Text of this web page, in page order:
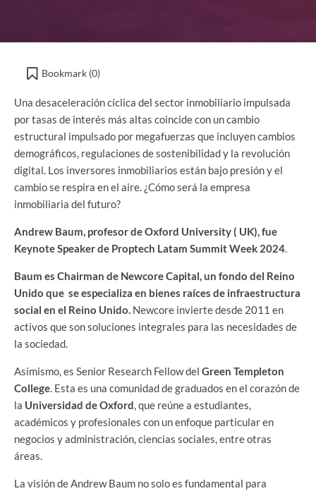
Bookmark (0)
Una desaceleración cíclica del sector inmobiliario impulsada
por tasas de interés más altas coincide con un cambio
estructural impulsado por megafuerzas que incluyen cambios
demográficos, regulaciones de sostenibilidad y la revolución
digital. Los inversores inmobiliarios están bajo presión y el
cambio se respira en el aire. ¿Cómo será la empresa
inmobiliaria del futuro?
Andrew Baum, profesor de Oxford University ( UK), fue
Keynote Speaker de Proptech Latam Summit Week 2024.
Baum es Chairman de Newcore Capital, un fondo del Reino
Unido que se especializa en bienes raíces de infraestructura
social en el Reino Unido. Newcore invierte desde 2011 en
activos que son soluciones integrales para las necesidades de
la sociedad.
Asimismo, es Senior Research Fellow del Green Templeton
College. Esta es una comunidad de graduados en el corazón de
la Universidad de Oxford, que reúne a estudiantes,
académicos y profesionales con un enfoque particular en
negocios y administración, ciencias sociales, entre otras
áreas.
La visión de Andrew Baum no solo es fundamental para